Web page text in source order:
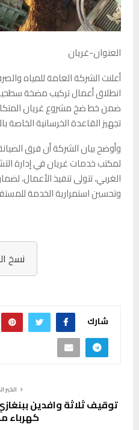
العنوان-غريان
أعلنت الشركة العامة للمياه
انطلاق أعمال تركيب مضخة
ضمن خط ضخ مشروع غريان
تجهيز القاعدة الخرسانية
وأوضح بيان الشركة أن فرق
لمكتب خدمات غريان في إدارة
الغربي، تتولى تنفيذ الأعمال،
وتحسين استمرارية الخدمة
نسخ
شارك
الخبر
توقيف ثلاثة وافدين
كهرباء